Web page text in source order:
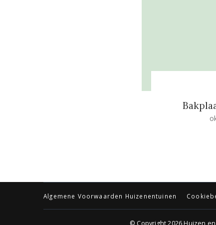
Algemene Voorwaarden Huizenentuinen
© Copyright 2026Huizen